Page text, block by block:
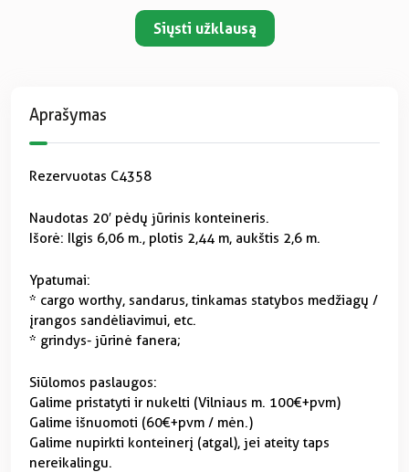
Siųsti užklausą
Aprašymas
Rezervuotas C4358
Naudotas 20′ pėdų jūrinis konteineris.
Išorė: Ilgis 6,06 m., plotis 2,44 m, aukštis 2,6 m.
Ypatumai:
* cargo worthy, sandarus, tinkamas statybos medžiagų /
įrangos sandėliavimui, etc.
* grindys- jūrinė fanera;
Siūlomos paslaugos:
Galime pristatyti ir nukelti (Vilniaus m. 100€+pvm)
Galime išnuomoti (60€+pvm / mėn.)
Galime nupirkti konteinerį (atgal), jei ateity taps
nereikalingu.